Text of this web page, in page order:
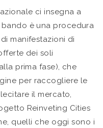
ci insegna a
è una procedura
manifestazioni di
dei soli
prima fase), che
per raccogliere le
il mercato,
Reinveting Cities
quelli che oggi sono i